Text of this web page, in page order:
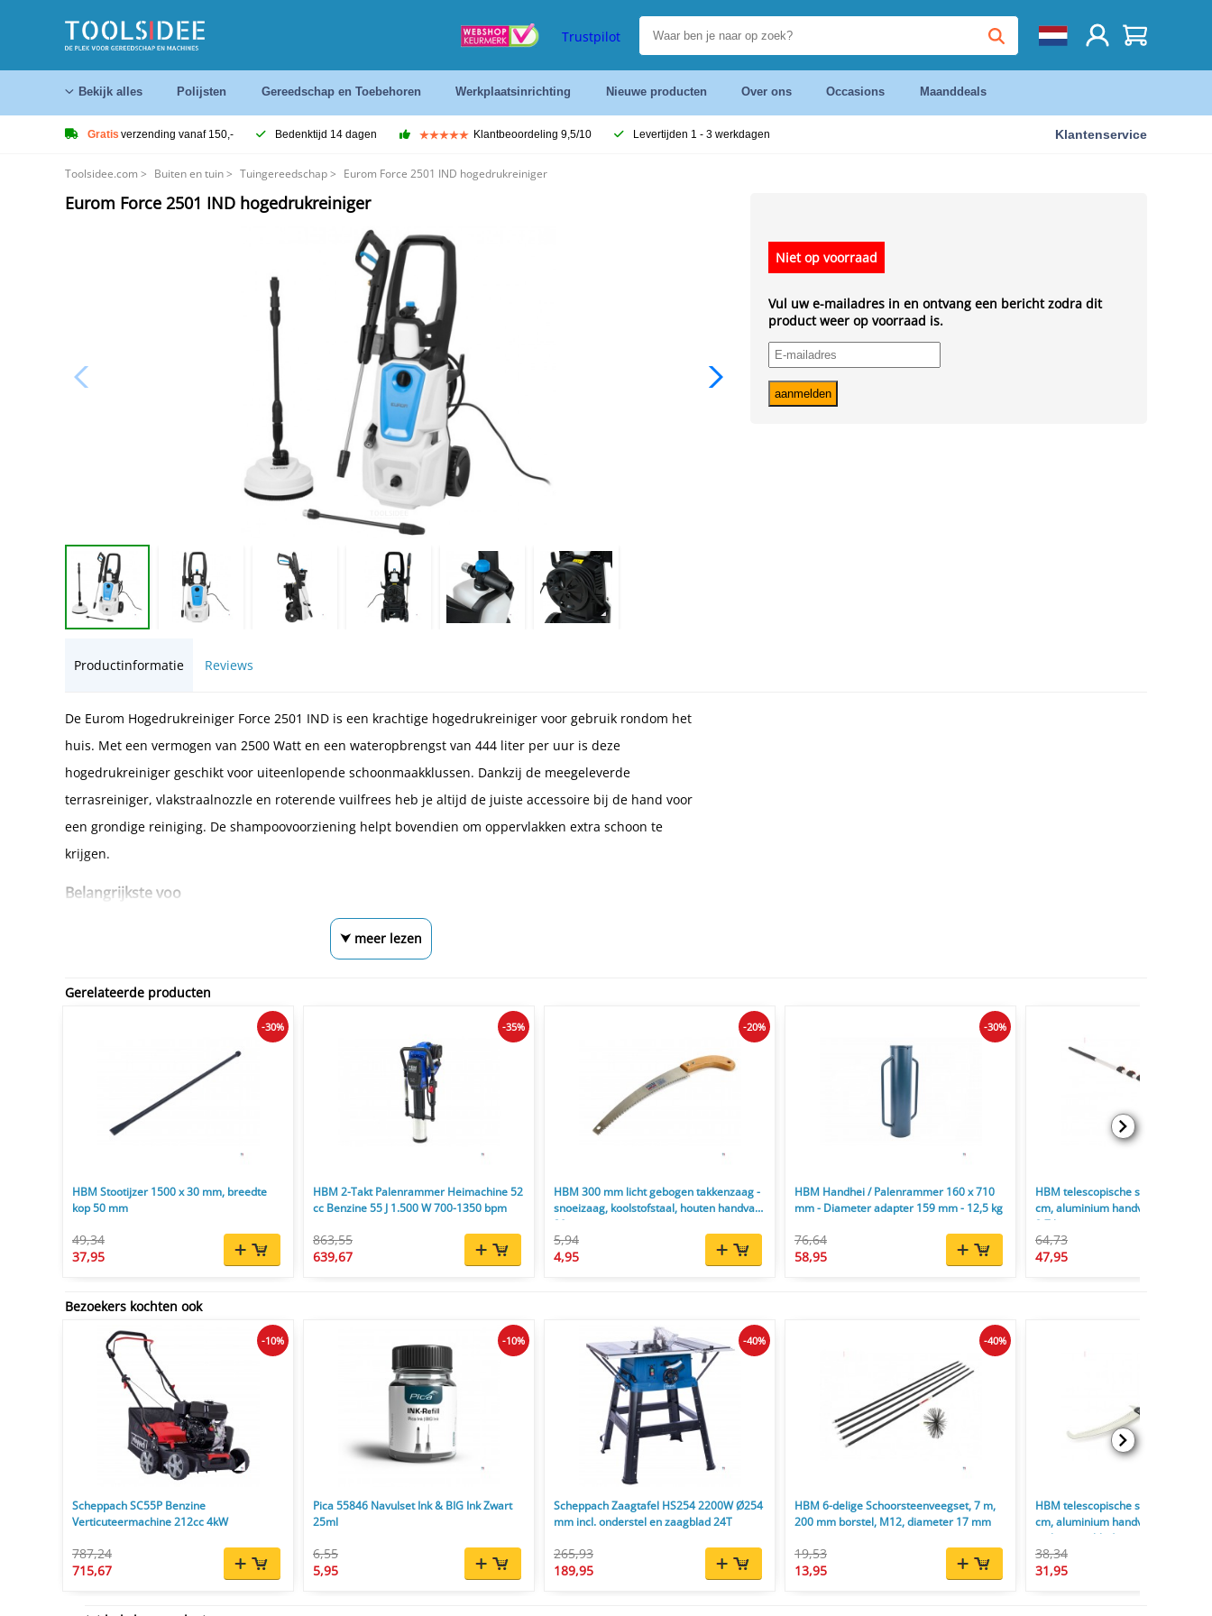
Trustpilot
Bekijk alles Polijsten Gereedschap en Toebehoren Werkplaatsinrichting Nieuwe producten Over ons Occasions Maanddeals
Gratis verzending vanaf 150,- Bedenktijd 14 dagen Klantbeoordeling 9,5/10 Levertijden 1 - 3 werkdagen Klantenservice
Toolsidee.com > Buiten en tuin> Tuingereedschap> Eurom Force 2501 IND hogedrukreiniger
Eurom Force 2501 IND hogedrukreiniger
Niet op voorraad
Vul uw e-mailadres in en ontvang een bericht zodra dit
product weer op voorraad is.
Productinformatie Reviews
De Eurom Hogedrukreiniger Force 2501 IND is een krachtige hogedrukreiniger voor gebruik rondom het
huis. Met een vermogen van 2500 Watt en een wateropbrengst van 444 liter per uur is deze
hogedrukreiniger geschikt voor uiteenlopende schoonmaakklussen. Dankzij de meegeleverde
terrasreiniger, vlakstraalnozzle en roterende vuilfrees heb je altijd de juiste accessoire bij de hand voor
een grondige reiniging. De shampoovoorziening helpt bovendien om oppervlakken extra schoon te
krijgen.
Belangrijkste voo
⮟ meer lezen
Gerelateerde producten
HBM Stootijzer 1500 x 30 mm, breedte
kop 50 mm
49,34
37,95
-30%
HBM 2-Takt Palenrammer Heimachine 52
cc Benzine 55 J 1.500 W 700-1350 bpm
863,55
639,67
-35%
HBM 300 mm licht gebogen takkenzaag -
snoeizaag, koolstofstaal, houten handvat,
30 cm
5,94
4,95
-20%
HBM Handhei / Palenrammer 160 x 710
mm - Diameter adapter 159 mm - 12,5 kg
76,64
58,95
-30%
HBM telescopische snoeizaag
cm, aluminium handvat, staal
2,7 kg
64,73
47,95
Bezoekers kochten ook
Scheppach SC55P Benzine
Verticuteermachine 212cc 4kW
787,24
715,67
-10%
Pica 55846 Navulset Ink & BIG Ink Zwart
25ml
6,55
5,95
-10%
Scheppach Zaagtafel HS254 2200W Ø254
mm incl. onderstel en zaagblad 24T
265,93
189,95
-40%
HBM 6-delige Schoorsteenveegset, 7 m,
200 mm borstel, M12, diameter 17 mm
19,53
13,95
-40%
HBM telescopische snoeizaag
cm, aluminium handvat, 7 TPI,
stalen zaagblad
38,34
31,95